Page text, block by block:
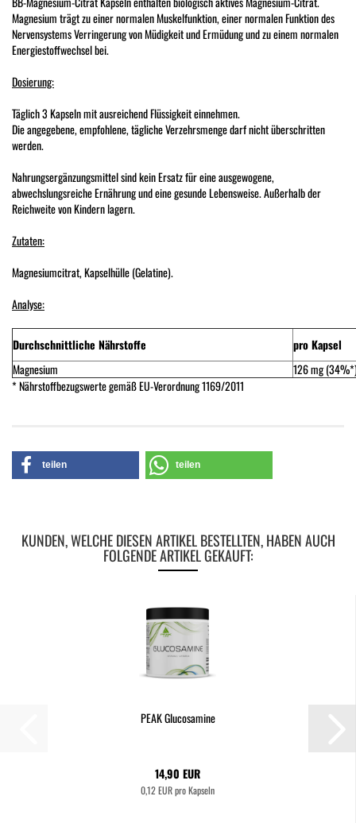
Magnesium trägt zu einer normalen Muskelfunktion, einer normalen Funktion des
Nervensystems Verringerung von Müdigkeit und Ermüdung und zu einem normalen
Energiestoffwechsel bei.
Dosierung:
Täglich 3 Kapseln mit ausreichend Flüssigkeit einnehmen.
Die angegebene, empfohlene, tägliche Verzehrsmenge darf nicht überschritten
werden.
Nahrungsergänzungsmittel sind kein Ersatz für eine ausgewogene,
abwechslungsreiche Ernährung und eine gesunde Lebensweise. Außerhalb der
Reichweite von Kindern lagern.
Zutaten:
Magnesiumcitrat, Kapselhülle (Gelatine).
Analyse:
Durchschnittliche Nährstoffe
pro Kapsel
Magnesium
126 mg
* Nährstoffbezugswerte gemäß EU-Verordnung 1169/2011
teilen teilen
KUNDEN, WELCHE DIESEN ARTIKEL BESTELLTEN, HABEN AUCH
FOLGENDE ARTIKEL GEKAUFT:
PEAK Glucosamine
14,90 EUR
0,12 EUR pro Kapseln